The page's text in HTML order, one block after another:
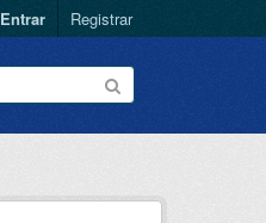
Entrar Registrar